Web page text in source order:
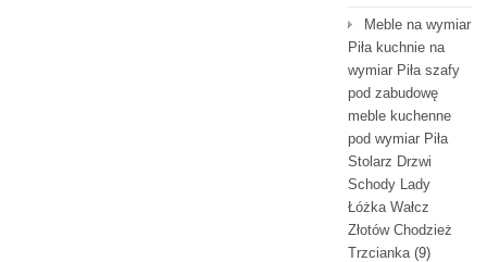
Meble na wymiar
Piła kuchnie na
wymiar Piła szafy
pod zabudowę
meble kuchenne
pod wymiar Piła
Stolarz Drzwi
Schody Lady
Łóżka Wałcz
Złotów Chodzież
Trzcianka(9)